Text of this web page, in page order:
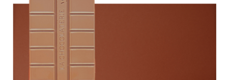
Poids mini : 95g
Prix au kilo : 75,80 €